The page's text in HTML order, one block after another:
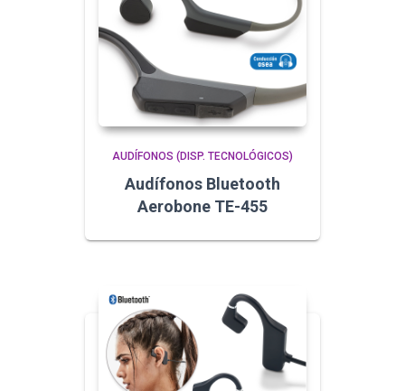
AUDÍFONOS (DISP. TECNOLÓGICOS)
Audífonos Bluetooth
Aerobone TE-455